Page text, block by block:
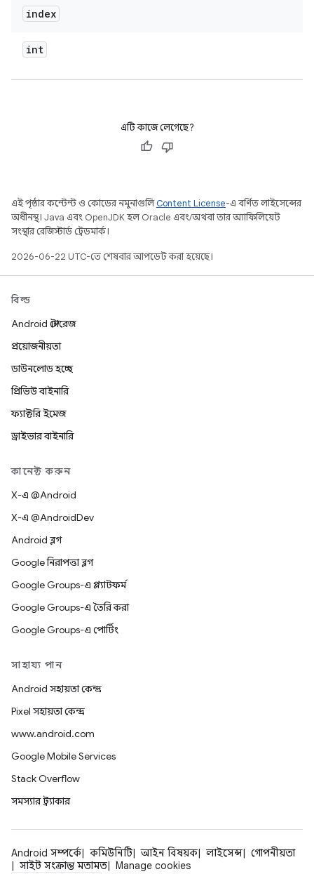
index
int
এটি কাজে লেগেছে?
এই পৃষ্ঠার কন্টেন্ট ও কোডের নমুনাগুলিContent License-এ বর্ণিত লাইসেন্সের
অধীনস্থ। Java এবং OpenJDK হল Oracle এবং/অথবা তার অ্যাফিলিয়েট
সংস্থার রেজিস্টার্ড ট্রেডমার্ক।
2026-06-22 UTC-তে শেষবার আপডেট করা হয়েছে।
বিল্ড
Android স্টোরেজ
প্রয়োজনীয়তা
ডাউনলোড হচ্ছে
প্রিভিউ বাইনারি
ফ্যাক্টরি ইমেজ
ড্রাইভার বাইনারি
কানেক্ট করুন
X-এ @Android
X-এ @AndroidDev
Android ব্লগ
Google নিরাপত্তা ব্লগ
Google Groups-এ প্ল্যাটফর্ম
Google Groups-এ তৈরি করা
Google Groups-এ পোর্টিং
সাহায্য পান
Android সহায়তা কেন্দ্র
Pixel সহায়তা কেন্দ্র
www.android.com
Google Mobile Services
Stack Overflow
সমস্যার ট্র্যাকার
Android সম্পর্কে কমিউনিটি আইন বিষয়ক লাইসেন্স
গোপনীয়তা
সাইট সংক্রান্ত মতামত
Manage cookies